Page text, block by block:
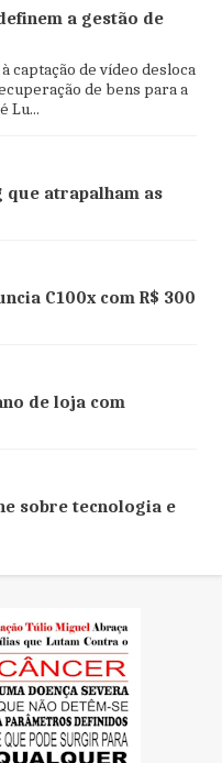
a gestão de
captação de vídeo desloca
de bens para a
Lu...
que atrapalham as
C100x com R$ 300
de loja com
sobre tecnologia e